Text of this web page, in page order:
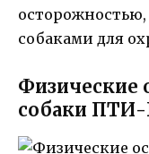
собаками для
Физические
собаки